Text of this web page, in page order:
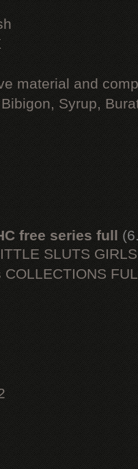
material and
Syrup,
free series full
SLUTS